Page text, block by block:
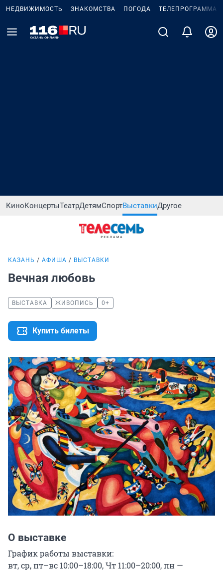
НЕДВИЖИМОСТЬ ЗНАКОМСТВА ПОГОДА ТЕЛЕПРОГРАММА
КиноКонцертыТеатрДетямСпортВыставкиДругое
КАЗАНЬ АФИША ВЫСТАВКИ
Вечная любовь
ВЫСТАВКА ЖИВОПИСЬ 0+
Купить билеты
О выставке
График работы выставки:
вт, ср, пт–вс 10:00–18:00, Чт 11:00–20:00, пн —